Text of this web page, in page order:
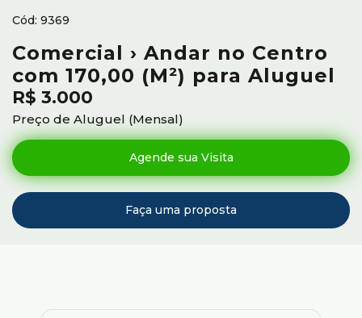
Comercial › Andar no Centro
com 170,00 (M²) para Aluguel
R$ 3.000
Preço de Aluguel (Mensal)
9369